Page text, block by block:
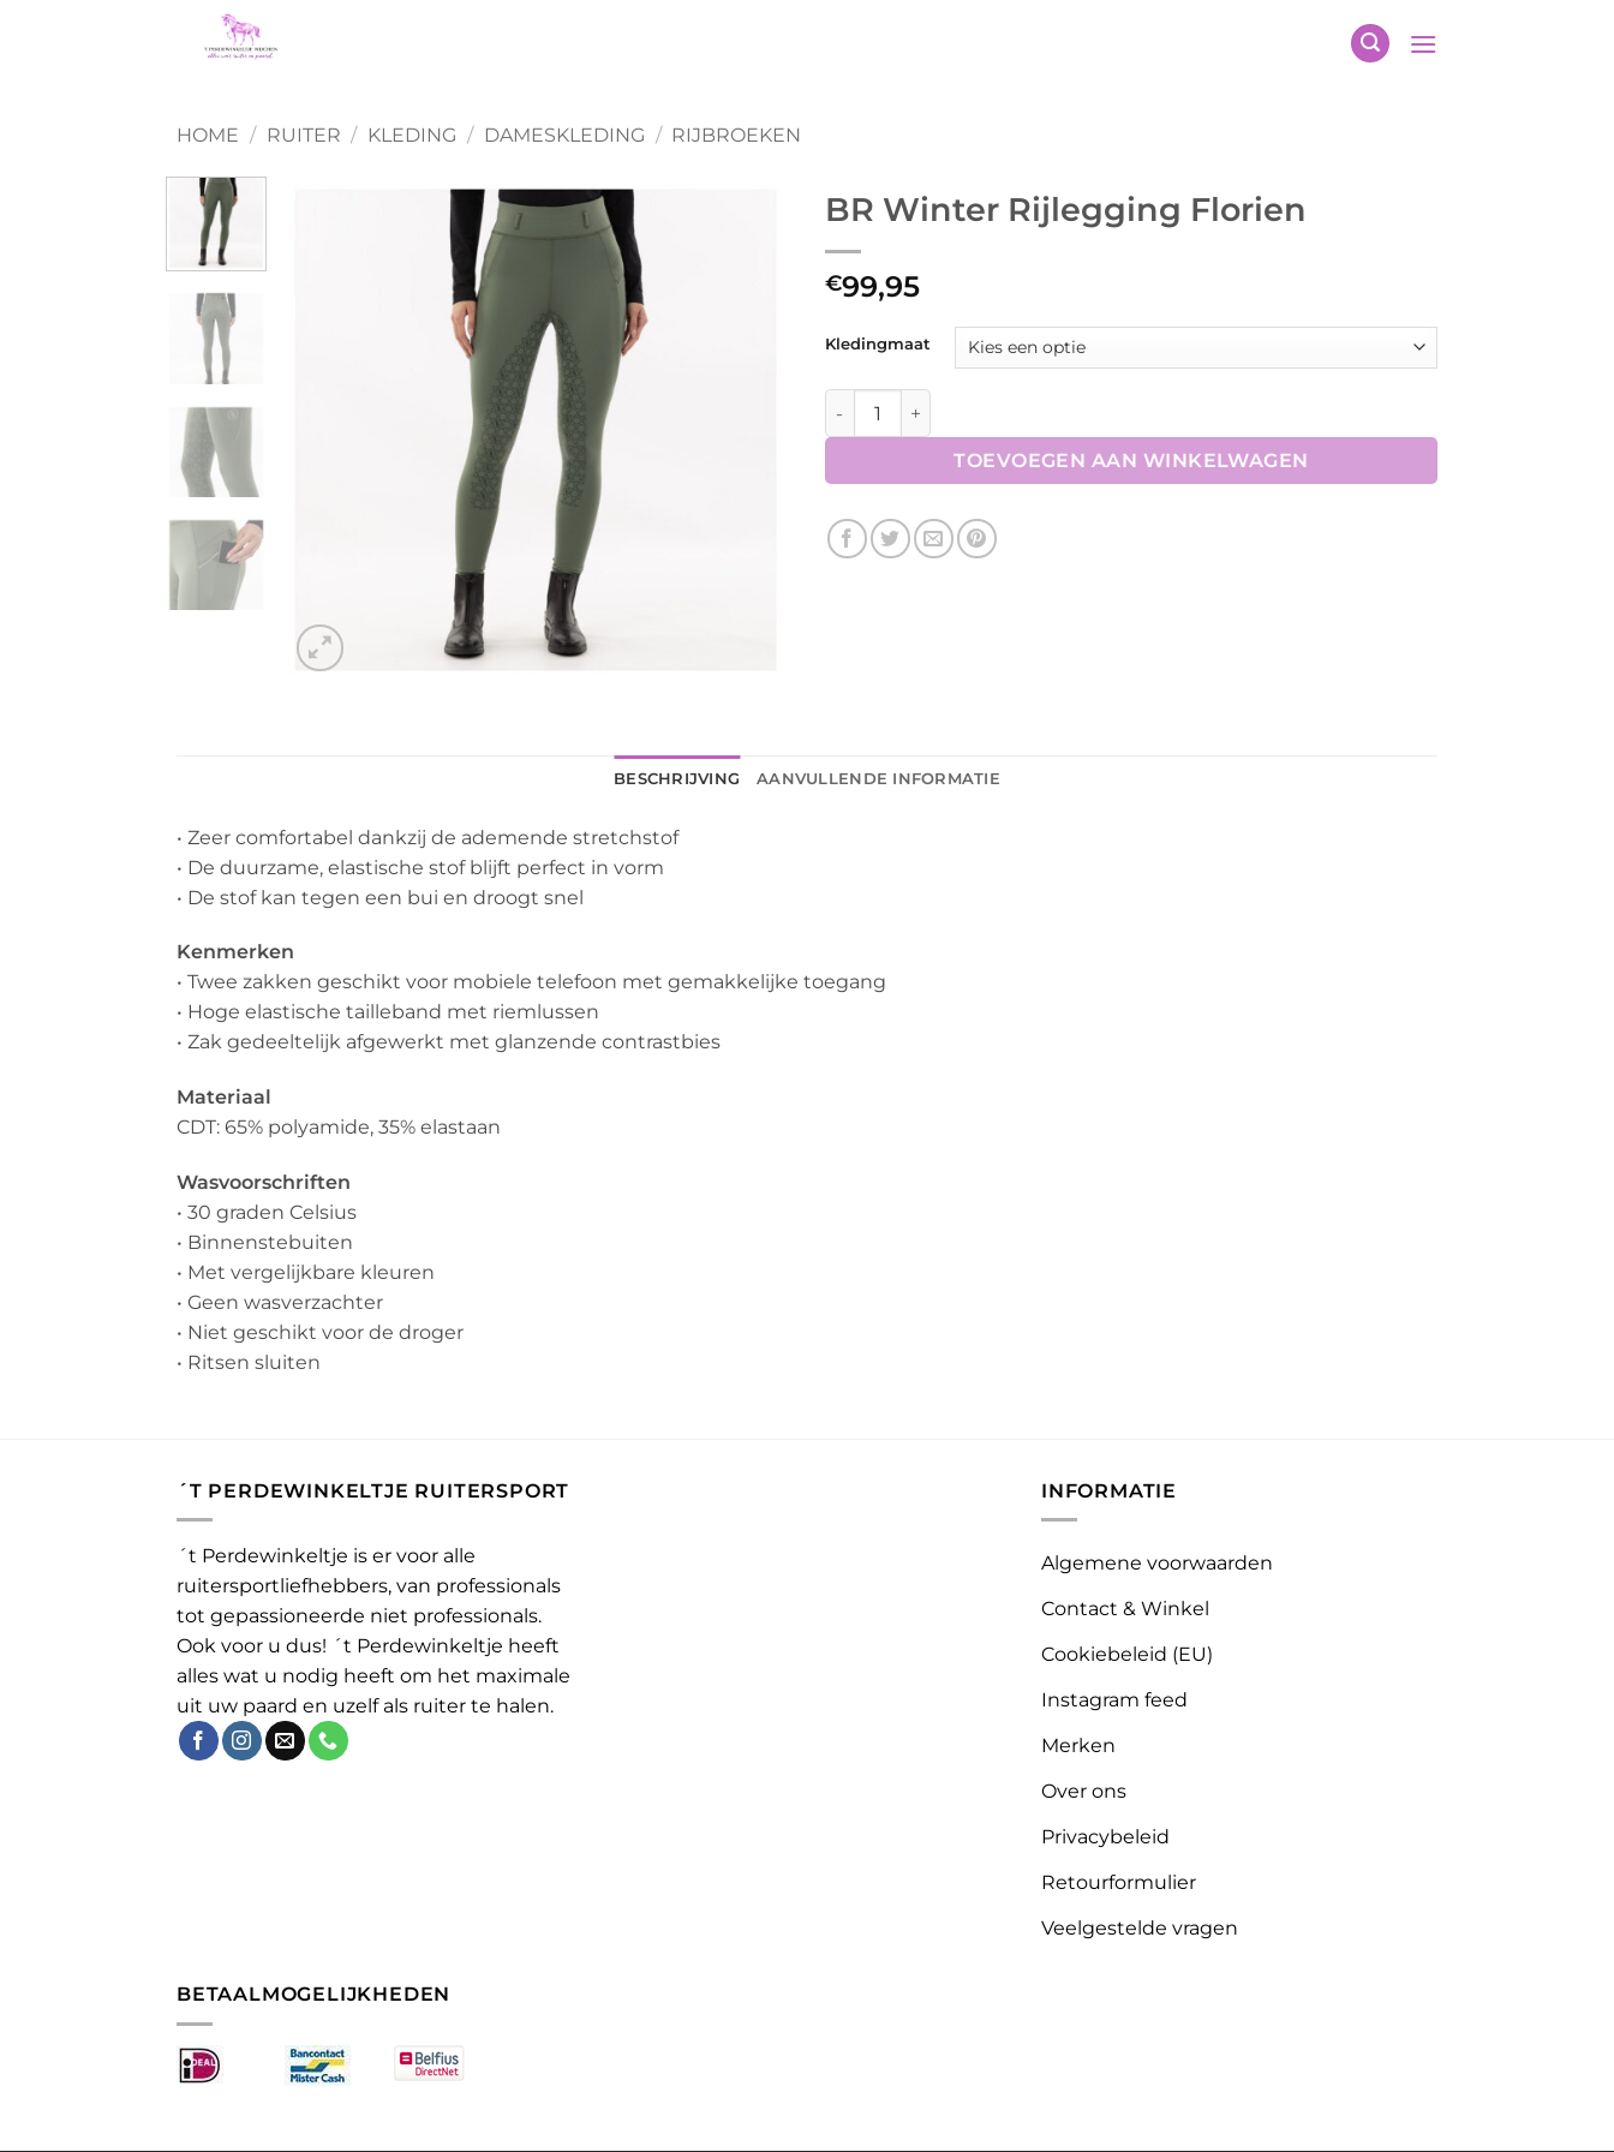
HOME / RUITER / KLEDING / DAMESKLEDING / RIJBROEKEN
BR Winter Rijlegging Florien
€99,95
Kledingmaat
BR Winter Rijlegging Florien aantal
TOEVOEGEN AAN WINKELWAGEN
BESCHRIJVING AANVULLENDE INFORMATIE
• Zeer comfortabel dankzij de ademende stretchstof
• De duurzame, elastische stof blijft perfect in vorm
• De stof kan tegen een bui en droogt snel
Kenmerken
• Twee zakken geschikt voor mobiele telefoon met gemakkelijke toegang
• Hoge elastische tailleband met riemlussen
• Zak gedeeltelijk afgewerkt met glanzende contrastbies
Materiaal
CDT: 65% polyamide, 35% elastaan
Wasvoorschriften
• 30 graden Celsius
• Binnenstebuiten
• Met vergelijkbare kleuren
• Geen wasverzachter
• Niet geschikt voor de droger
• Ritsen sluiten
´T PERDEWINKELTJE RUITERSPORT
´t Perdewinkeltje is er voor alle
ruitersportliefhebbers, van professionals
tot gepassioneerde niet professionals.
Ook voor u dus! ´t Perdewinkeltje heeft
alles wat u nodig heeft om het maximale
uit uw paard en uzelf als ruiter te halen.
INFORMATIE
Algemene voorwaarden
Contact & Winkel
Cookiebeleid (EU)
Instagram feed
Merken
Over ons
Privacybeleid
Retourformulier
Veelgestelde vragen
BETAALMOGELIJKHEDEN